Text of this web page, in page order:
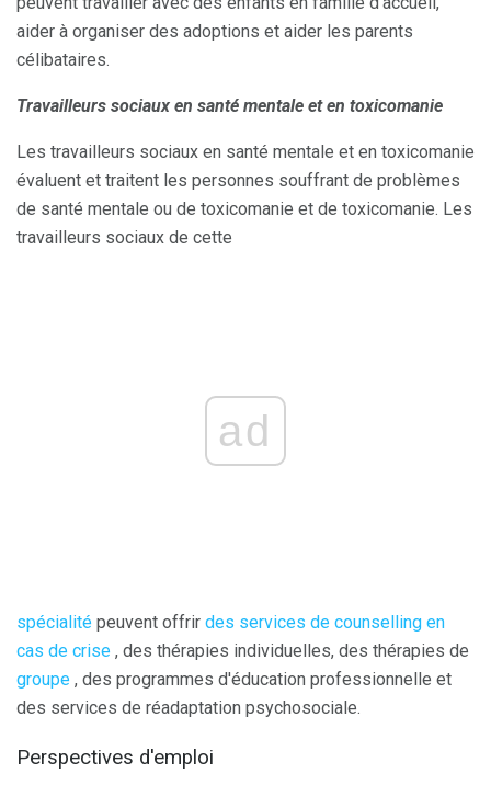
aider à organiser des adoptions et aider les parents
célibataires.
Travailleurs sociaux en santé mentale et en toxicomanie
Les travailleurs sociaux en santé mentale et en toxicomanie
évaluent et traitent les personnes souffrant de problèmes
de santé mentale ou de toxicomanie et de toxicomanie. Les
travailleurs sociaux de cette
ad
spécialité peuvent offrir des services de counselling en
cas de crise , des thérapies individuelles, des thérapies de
groupe , des programmes d'éducation professionnelle et
des services de réadaptation psychosociale.
Perspectives d'emploi